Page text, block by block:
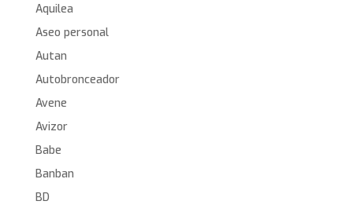
Aquilea
Aseo personal
Autan
Autobronceador
Avene
Avizor
Babe
Banban
BD